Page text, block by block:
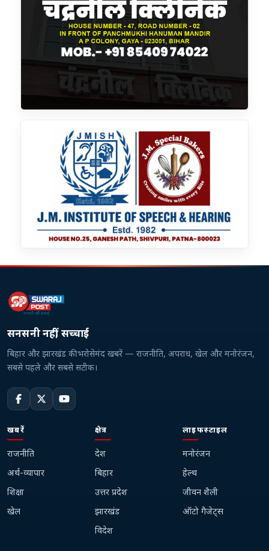
सनसनी नहीं, सच्चाई
बिहार और झारखंड की भरोसेमंद खबरें — राजनीति, अपराध, खेल और मनोरंजन,
सबसे पहले और सबसे सटीक।
खबरें
राजनीति
अर्थ-व्यापार
शिक्षा
खेल
क्षेत्र
देश
बिहार
उत्तर प्रदेश
झारखंड
विदेश
लाइफस्टाइल
मनोरंजन
हेल्थ
जीवन शैली
ऑटो गैजेट्स